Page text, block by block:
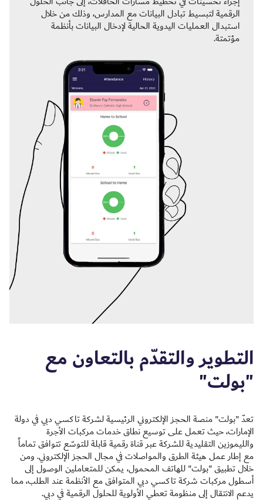
الرقمية لتبسيط تبادل البيانات مع المدارس، وذلك من خلال
استبدال العمليات اليدوية الحالية لإدخال البيانات بأنظمة
مؤتمتة.
التطوير والتقدّم بالتعاون مع
"بولت"
تعدّ "بولت" منصة الحجز الإلكتروني الرئيسية لشركة تاكسي دبي في دولة
الإمارات، حيث تعمل على توسيع نطاق خدمات مركبات الأجرة
والليموزين التقليدية للشركة عبر قناة رقمية قابلة للتوسّع تتوافق تماماً
مع إطار عمل هيئة الطرق والمواصلات في مجال الحجز الإلكتروني. ومن
خلال تطبيق "بولت" للهاتف المحمول، يمكن للمتعاملين الوصول إلى
أسطول مركبات شركة تاكسي دبي المتوافق مع الأنظمة عند الطلب، مما
يدعم الانتقال إلى منظومة تعطي الأولوية للحلول الرقمية في دبي.